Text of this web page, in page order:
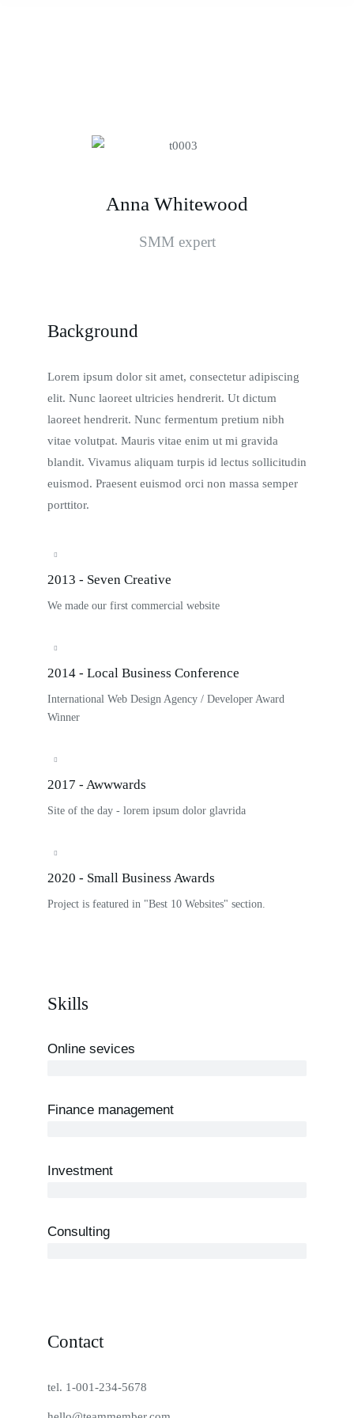
Anna Whitewood
SMM expert
Background
Lorem ipsum dolor sit amet, consectetur adipiscing
elit. Nunc laoreet ultricies hendrerit. Ut dictum
laoreet hendrerit. Nunc fermentum pretium nibh
vitae volutpat. Mauris vitae enim ut mi gravida
blandit. Vivamus aliquam turpis id lectus sollicitudin
euismod. Praesent euismod orci non massa semper
porttitor.
2013 - Seven Creative
We made our first commercial website
2014 - Local Business Conference
International Web Design Agency / Developer Award
Winner
2017 - Awwwards
Site of the day - lorem ipsum dolor glavrida
2020 - Small Business Awards
Project is featured in "Best 10 Websites" section.
Skills
Online sevices
Finance management
Investment
Consulting
Contact
tel. 1-001-234-5678